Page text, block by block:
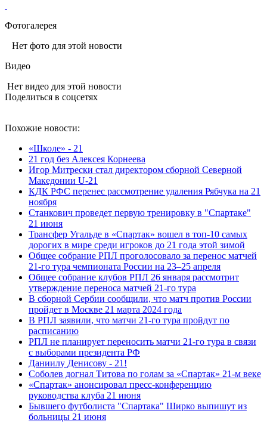
Фотогалерея
Нет фото для этой новости
Видео
Нет видео для этой новости
Поделиться в соцсетях
Похожие новости:
«Школе» - 21
21 год без Алексея Корнеева
Игор Митрески стал директором сборной Северной
Македонии U‑21
КДК РФС перенес рассмотрение удаления Рябчука на 21
ноября
Станкович проведет первую тренировку в "Спартаке"
21 июня
Трансфер Угальде в «Спартак» вошел в топ-10 самых
дорогих в мире среди игроков до 21 года этой зимой
Общее собрание РПЛ проголосовало за перенос матчей
21‑го тура чемпионата России на 23–25 апреля
Общее собрание клубов РПЛ 26 января рассмотрит
утверждение переноса матчей 21-го тура
В сборной Сербии сообщили, что матч против России
пройдет в Москве 21 марта 2024 года
В РПЛ заявили, что матчи 21-го тура пройдут по
расписанию
РПЛ не планирует переносить матчи 21‑го тура в связи
с выборами президента РФ
Даниилу Денисову - 21!
Соболев догнал Титова по голам за «Спартак» 21-м веке
«Спартак» анонсировал пресс-конференцию
руководства клуба 21 июня
Бывшего футболиста "Спартака" Ширко выпишут из
больницы 21 июня